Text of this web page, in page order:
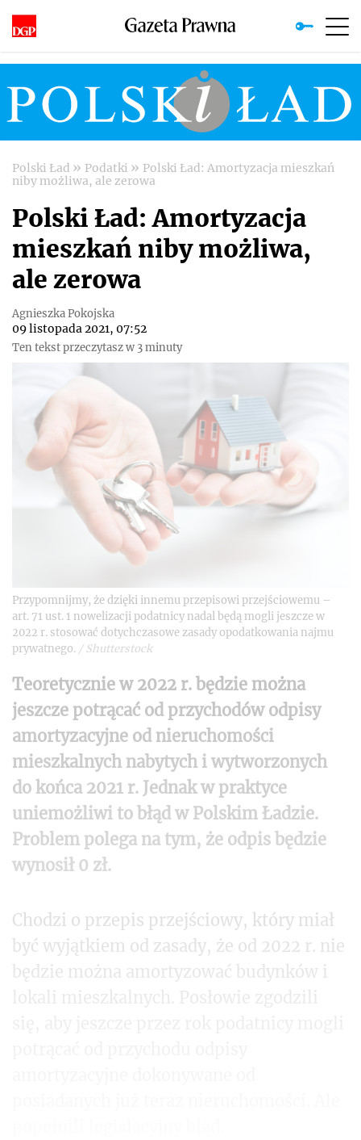
Polski Ład » Podatki » Polski Ład: Amortyzacja mieszkań
niby możliwa, ale zerowa
Polski Ład: Amortyzacja
mieszkań niby możliwa,
ale zerowa
Agnieszka Pokojska
09 listopada 2021, 07:52
Ten tekst przeczytasz w 3 minuty
Przypomnijmy, że dzięki innemu przepisowi przejściowemu –
art. 71 ust. 1 nowelizacji podatnicy nadal będą mogli jeszcze w
2022 r. stosować dotychczasowe zasady opodatkowania najmu
prywatnego. / Shutterstock
Teoretycznie w 2022 r. będzie można
jeszcze potrącać od przychodów odpisy
amortyzacyjne od nieruchomości
mieszkalnych nabytych i wytworzonych
do końca 2021 r. Jednak w praktyce
uniemożliwi to błąd w Polskim Ładzie.
Problem polega na tym, że odpis będzie
wynosił 0 zł.
Chodzi o przepis przejściowy, który miał
być wyjątkiem od zasady, że od 2022 r. nie
będzie można amortyzować budynków i